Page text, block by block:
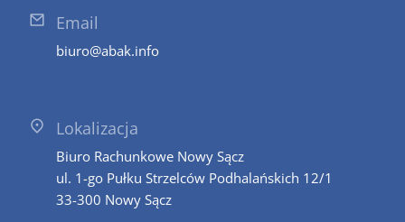
Email
biuro@abak.info
Lokalizacja
Biuro Rachunkowe Nowy Sącz
ul. 1-go Pułku Strzelców Podhalańskich 12/1
33-300 Nowy Sącz